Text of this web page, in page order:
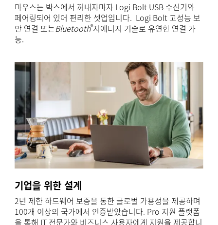
마우스는 박스에서 꺼내자마자 Logi Bolt USB 수신기와
페어링되어 있어 편리한 셋업입니다. Logi Bolt 고성능 보
안 연결 또는Bluetooth®저에너지 기술로 유연한 연결 가
능.
기업을 위한 설계
2년 제한 하드웨어 보증을 통한 글로벌 가용성을 제공하며
100개 이상의 국가에서 인증받았습니다. Pro 지원 플랫폼
을 통해 IT 전문가와 비즈니스 사용자에게 지원을 제공합니